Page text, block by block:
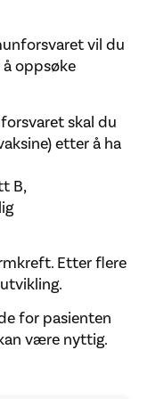
vil du
oppsøke
skal du
etter å ha
B,
Etter flere
for pasienten
være nyttig.